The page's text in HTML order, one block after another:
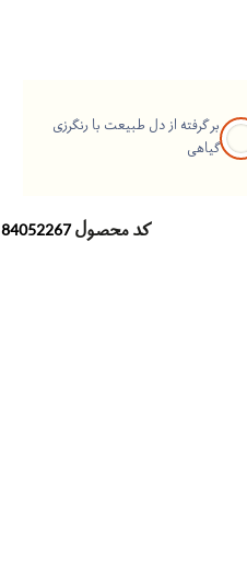
بر گرفته از دل طبیعت با رنگرزی
گیاهی
کد محصول84052267